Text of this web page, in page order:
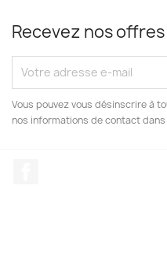
Recevez nos
Vous pouvez vous désinscrire à
nos informations de contact